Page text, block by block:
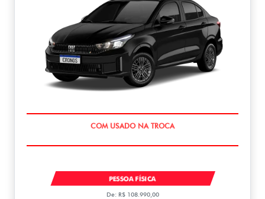
CRONOS DRIVE 1.0 MT FLEX 1.0
PESSOA FÍSICA
De: R$ 108.990,00